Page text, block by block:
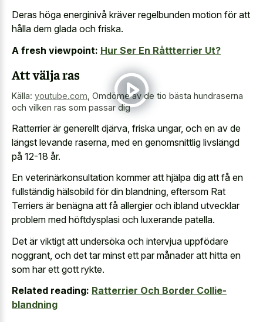
Deras höga energinivå kräver regelbunden motion för att
hålla dem glada och friska.
A fresh viewpoint: Hur Ser En Råttterrier Ut?
Att välja ras
Källa: youtube.com Omdöme av de tio bästa hundraserna
och vilken ras som passar dig
Ratterrier är generellt djärva, friska ungar, och en av de
längst levande raserna, med en genomsnittlig livslängd
på 12-18 år.
En veterinärkonsultation kommer att hjälpa dig att få en
fullständig hälsobild för din blandning, eftersom Rat
Terriers är benägna att få allergier och ibland utvecklar
problem med höftdysplasi och luxerande patella.
Det är viktigt att undersöka och intervjua uppfödare
noggrant, och det tar minst ett par månader att hitta en
som har ett gott rykte.
Related reading: Ratterrier Och Border Collie-
blandning